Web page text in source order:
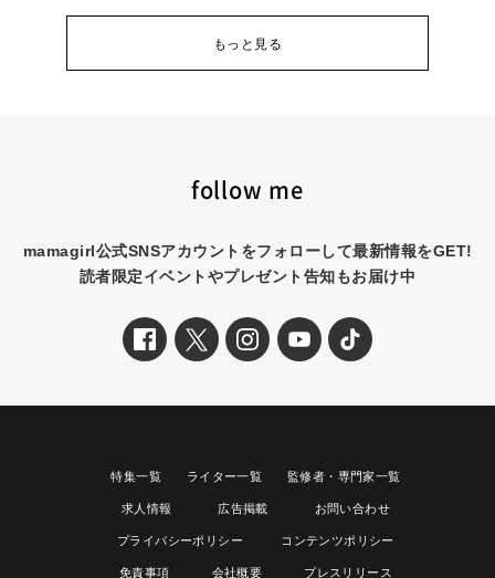
もっと見る
follow me
mamagirl公式SNSアカウントをフォローして最新情報をGET!
読者限定イベントやプレゼント告知もお届け中
特集一覧 ライター一覧 監修者・専門家一覧
求人情報 広告掲載 お問い合わせ
プライバシーポリシー コンテンツポリシー
免責事項 会社概要 プレスリリース